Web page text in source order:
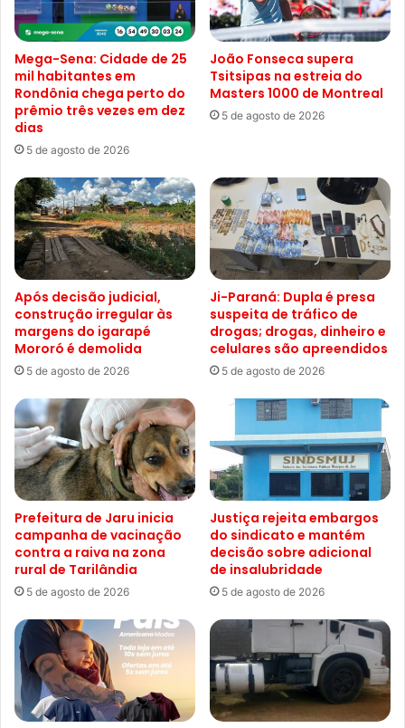
Mega-Sena: Cidade de 25
mil habitantes em
Rondônia chega perto do
prêmio três vezes em dez
dias
5 de agosto de 2026
João Fonseca supera
Tsitsipas na estreia do
Masters 1000 de Montreal
5 de agosto de 2026
Após decisão judicial,
construção irregular às
margens do igarapé
Mororó é demolida
5 de agosto de 2026
Ji-Paraná: Dupla é presa
suspeita de tráfico de
drogas; drogas, dinheiro e
celulares são apreendidos
5 de agosto de 2026
Prefeitura de Jaru inicia
campanha de vacinação
contra a raiva na zona
rural de Tarilândia
5 de agosto de 2026
Justiça rejeita embargos
do sindicato e mantém
decisão sobre adicional
de insalubridade
5 de agosto de 2026